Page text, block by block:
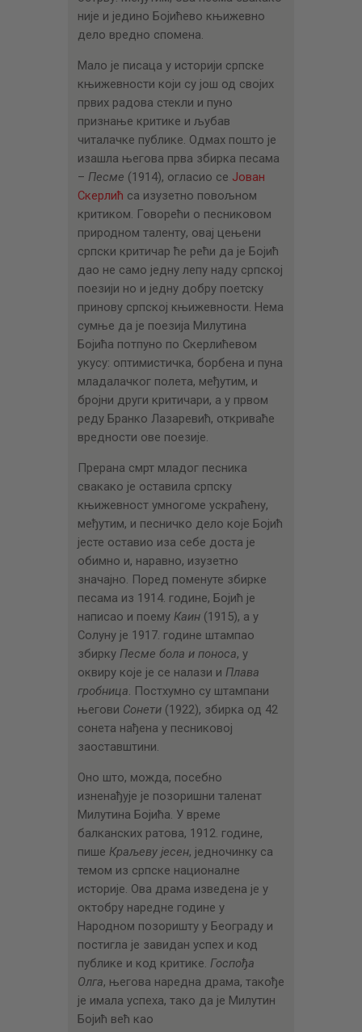
није и једино Бојићево књижевно
дело вредно спомена.
Мало је писаца у историји српске
књижевности који су још од својих
првих радова стекли и пуно
признање критике и љубав
читалачке публике. Одмах пошто је
изашла његова прва збирка песама
– Песме (1914), огласио се Јован
Скерлић са изузетно повољном
критиком. Говорећи о песниковом
природном таленту, овај цењени
српски критичар ће рећи да је Бојић
дао не само једну лепу наду српској
поезији но и једну добру поетску
принову српској књижевности. Нема
сумње да је поезија Милутина
Бојића потпуно по Скерлићевом
укусу: оптимистичка, борбена и пуна
младалачког полета, међутим, и
бројни други критичари, а у првом
реду Бранко Лазаревић, откриваће
вредности ове поезије.
Прерана смрт младог песника
свакако је оставила српску
књижевност умногоме ускраћену,
међутим, и песничко дело које Бојић
јесте оставио иза себе доста је
обимно и, наравно, изузетно
значајно. Поред поменуте збирке
песама из 1914. године, Бојић је
написао и поему Каин(1915), а у
Солуну је 1917. године штампао
збирку Песме бола и поноса, у
оквиру које је се налази и Плава
гробница. Постхумно су штампани
његови Сонети(1922), збирка од 42
сонета нађена у песниковој
заоставштини.
Оно што, можда, посебно
изненађује је позоришни таленат
Милутина Бојића. У време
балканских ратова, 1912. године,
пише Краљеву јесен, једночинку са
темом из српске националне
историје. Ова драма изведена је у
октобру наредне године у
Народном позоришту у Београду и
постигла је завидан успех и код
публике и код критике. Госпођа
Олга, његова наредна драма, такође
је имала успеха, тако да је Милутин
Бојић већ као